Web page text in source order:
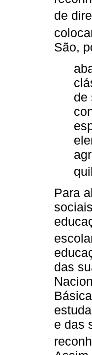
de
São,
de
Para
das
e das